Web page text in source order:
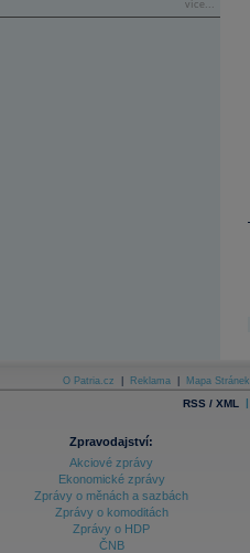
více...
O Patria.cz Reklama Mapa Stránek
RSS / XML |
Zpravodajství:
Akciové zprávy
Ekonomické zprávy
Zprávy o měnách a sazbách
Zprávy o komoditách
Zprávy o HDP
ČNB